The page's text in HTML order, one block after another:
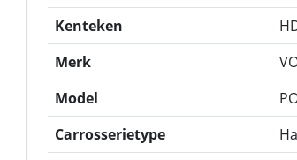
Kenteken
Merk
Model
Carrosserietype